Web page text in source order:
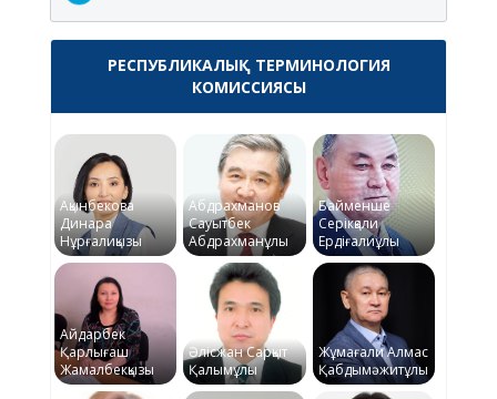
РЕСПУБЛИКАЛЫҚ ТЕРМИНОЛОГИЯ
КОМИССИЯСЫ
Ақынбекова
Динара
Нұрғалиқызы
Абдрахманов
Сауытбек
Абдрахманұлы
Байменше
Серікқали
Ердіғалиұлы
Айдарбек
Қарлығаш
Жамалбекқызы
Әлісжан Сарқыт
Қалымұлы
Жұмағали Алмас
Қабдымәжитұлы